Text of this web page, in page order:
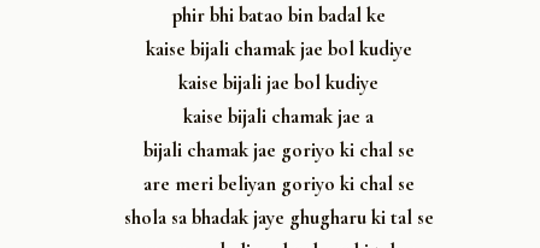
phir bhi batao bin badal ke
kaise bijali chamak jae bol kudiye
kaise bijali jae bol kudiye
kaise bijali chamak jae a
bijali chamak jae goriyo ki chal se
are meri beliyan goriyo ki chal se
shola sa bhadak jaye ghugharu ki tal se